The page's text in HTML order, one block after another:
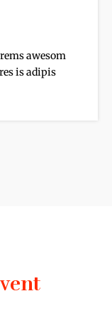
awesom
is adipis